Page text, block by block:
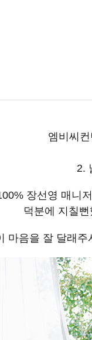
엠비씨
2.
장선영 매니
덕분에 지칠
마음을 잘 달래